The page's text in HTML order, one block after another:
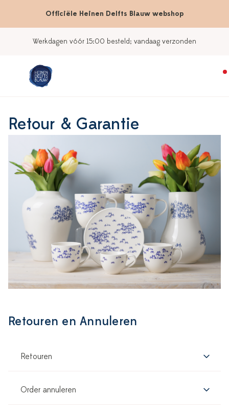
Officiële Heinen Delfts Blauw webshop
Werkdagen vóór 15:00 besteld; vandaag verzonden
Retour & Garantie
Retouren en Annuleren
Retouren
Order annuleren